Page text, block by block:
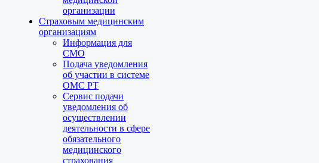
организации
Страховым медицинским
организациям
Информация для
СМО
Подача уведомления
об участии в системе
ОМС РТ
Сервис подачи
уведомления об
осуществлении
деятельности в сфере
обязательного
медицинского
страхования